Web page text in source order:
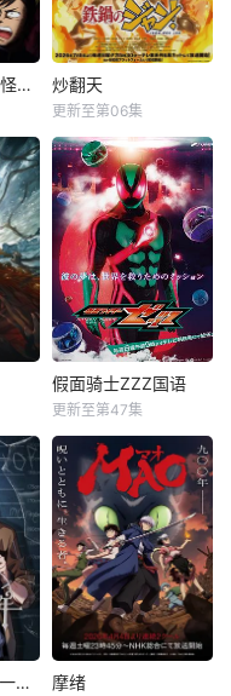
Let&#039;s Go怪奇组 炒翻天
更新至第06集
假面骑士ZZZ国语
更新至第47集
我被困在同一天一千年动态漫 摩绪